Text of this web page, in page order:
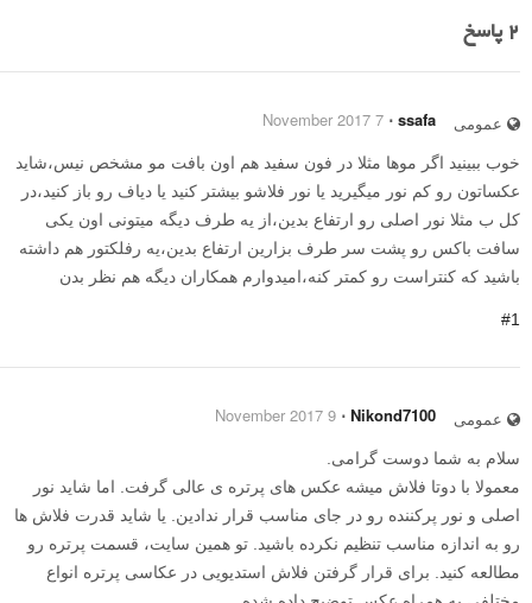
2 پاسخ
عمومی ssafa
⋅
7 November 2017
خوب ببینید اگر موها مثلا در فون سفید هم اون بافت مو مشخص نیس،شاید
عکساتون رو کم نور میگیرید یا نور فلاشو بیشتر کنید یا دیاف رو باز کنید،در
کل ب مثلا نور اصلی رو ارتفاع بدین،از یه طرف دیگه میتونی اون یکی
سافت باکس رو پشت سر طرف بزارین ارتفاع بدین،یه رفلکتور هم داشته
باشید که کنتراست رو کمتر کنه،امیدوارم همکاران دیگه هم نظر بدن
#1
عمومی Nikond7100
⋅
9 November 2017
سلام به شما دوست گرامی.
معمولا با دوتا فلاش میشه عکس های پرتره ی عالی گرفت. اما شاید نور
اصلی و نور پرکننده رو در جای مناسب قرار ندادین. یا شاید قدرت فلاش ها
رو به اندازه مناسب تنظیم نکرده باشید. تو همین سایت، قسمت پرتره رو
مطالعه کنید. برای قرار گرفتن فلاش استدیویی در عکاسی پرتره انواع